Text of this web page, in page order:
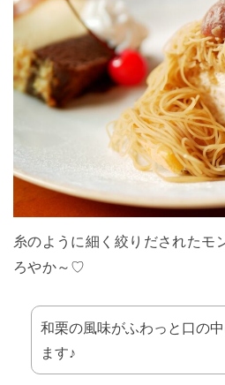
糸のように細く絞りだされたモ
ろやか～♡
和栗の風味がふわっと口の
ます♪